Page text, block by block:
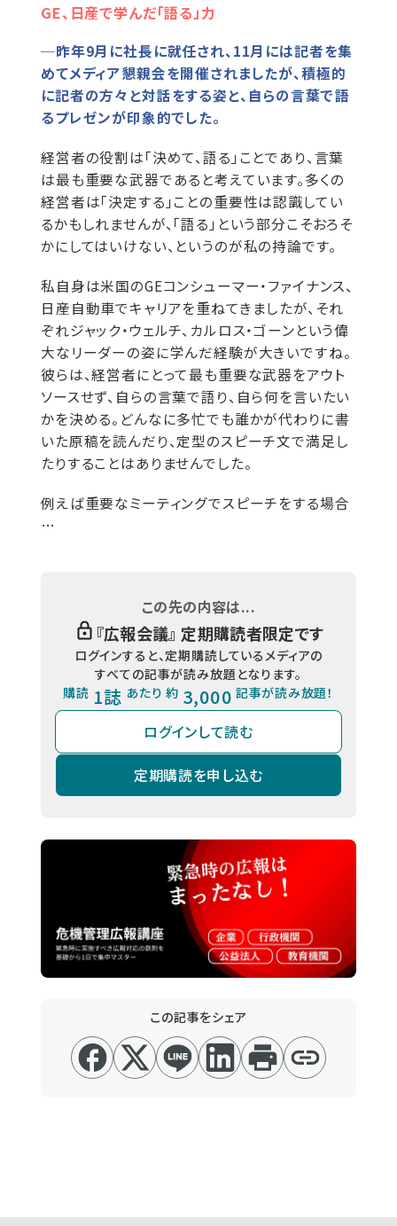
GE、日産で学んだ「語る」力
─昨年9月に社長に就任され、11月には記者を集
めてメディア懇親会を開催されましたが、積極的
に記者の方々と対話をする姿と、自らの言葉で語
るプレゼンが印象的でした。
経営者の役割は「決めて、語る」ことであり、言葉
は最も重要な武器であると考えています。多くの
経営者は「決定する」ことの重要性は認識してい
るかもしれませんが、「語る」という部分こそおろそ
かにしてはいけない、というのが私の持論です。
私自身は米国のGEコンシューマー・ファイナンス、
日産自動車でキャリアを重ねてきましたが、それ
ぞれジャック・ウェルチ、カルロス・ゴーンという偉
大なリーダーの姿に学んだ経験が大きいですね。
彼らは、経営者にとって最も重要な武器をアウト
ソースせず、自らの言葉で語り、自ら何を言いたい
かを決める。どんなに多忙でも誰かが代わりに書
いた原稿を読んだり、定型のスピーチ文で満足し
たりすることはありませんでした。
例えば重要なミーティングでスピーチをする場合
…
この先の内容は...
『広報会議』 定期購読者限定です
ログインすると、定期購読しているメディアの
すべての記事が読み放題となります。
購読 1誌 あたり 約 3,000 記事が読み放題！
ログインして読む
定期購読を申し込む
この記事をシェア